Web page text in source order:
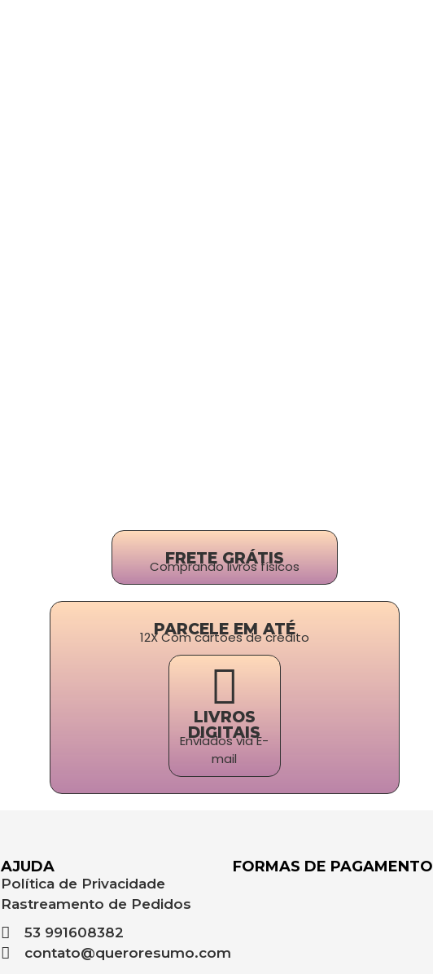
FRETE GRÁTIS
Comprando livros físicos
PARCELE EM ATÉ
12X Com cartões de crédito
LIVROS
DIGITAIS
Enviados via E-
mail
AJUDA
Política de Privacidade
Rastreamento de Pedidos
53 991608382
contato@queroresumo.com
FORMAS DE PAGAMENTO